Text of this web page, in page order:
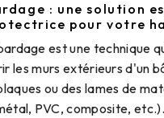
: une solution
pour votre
est une technique
les murs extérieurs d'un
ou des lames de
PVC, composite,